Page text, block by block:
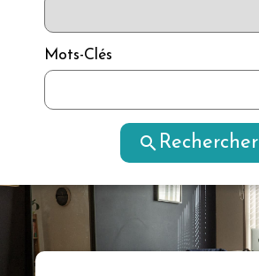
Mots-Clés
search Rechercher